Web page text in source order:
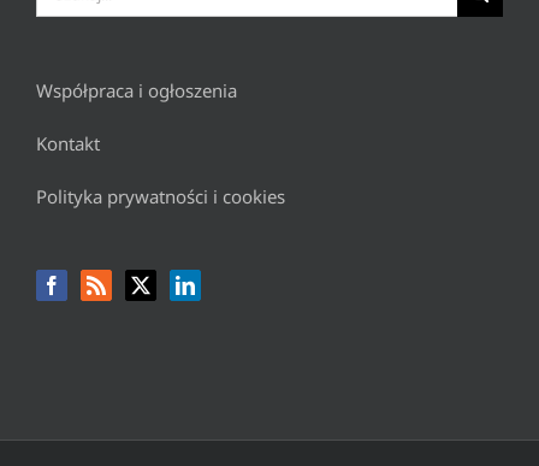
Współpraca i ogłoszenia
Kontakt
Polityka prywatności i cookies